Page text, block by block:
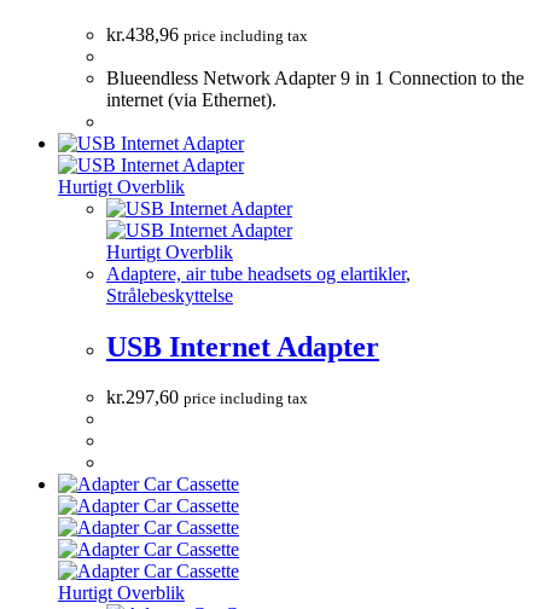
kr.438,96 price including tax
Blueendless Network Adapter 9 in 1 Connection to the
internet (via Ethernet).
Hurtigt Overblik
Hurtigt Overblik
Adaptere, air tube headsets og elartikler,
Strålebeskyttelse
USB Internet Adapter
kr.297,60 price including tax
Hurtigt Overblik